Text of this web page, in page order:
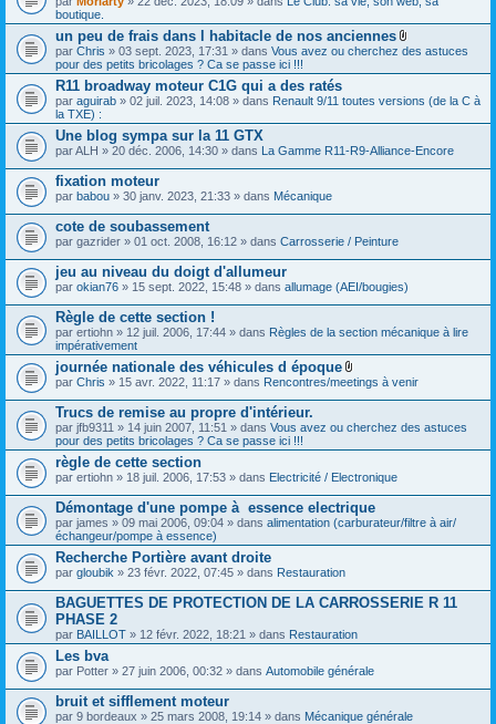
c
h
e
r
(
s
j
o
i
n
(
boutique.
un peu de frais dans l habitacle de nos anciennes
F
c
i
r
s
)
n
s
par Chris » 03 sept. 2023, 17:31 » dans Vous avez ou cherchez des astuces
pour des petits bricolages ? Ca se passe ici !!!
R11 broadway moteur C1G qui a des ratés
par aguirab » 02 juil. 2023, 14:08 » dans Renault 9/11 toutes versions (de la C à
la TXE) :
Une blog sympa sur la 11 GTX
parALH » 20 déc. 2006, 14:30 » dans La Gamme R11-R9-Alliance-Encore
fixation moteur
par babou » 30 janv. 2023, 21:33 » dans Mécanique
cote de soubassement
par gazrider » 01 oct. 2008, 16:12 » dans Carrosserie / Peinture
jeu au niveau du doigt d'allumeur
par okian76 » 15 sept. 2022, 15:48 » dans allumage (AEI/bougies)
Règle de cette section !
par ertiohn » 12 juil. 2006, 17:44 » dans Règles de la section mécanique à lire
impérativement
journée nationale des véhicules d époque
F
c
i
(
s
)
j
o
s
)
par Chris » 15 avr. 2022, 11:17 » dans Rencontres/meetings à venir
Trucs de remise au propre d'intérieur.
par jfb9311 » 14 juin 2007, 11:51 » dans Vous avez ou cherchez des astuces
pour des petits bricolages ? Ca se passe ici !!!
règle de cette section
par ertiohn » 18 juil. 2006, 17:53 » dans Electricité / Electronique
Démontage d'une pompe à essence electrique
par james » 09 mai 2006, 09:04 » dans alimentation (carburateur/filtre à air/
échangeur/pompe à essence)
Recherche Portière avant droite
par gloubik » 23 févr. 2022, 07:45 » dans Restauration
BAGUETTES DE PROTECTION DE LA CARROSSERIE R 11
PHASE 2
par BAILLOT » 12 févr. 2022, 18:21 » dans Restauration
Les bva
par Potter » 27 juin 2006, 00:32 » dans Automobile générale
bruit et sifflement moteur
par 9 bordeaux » 25 mars 2008, 19:14 » dans Mécanique générale